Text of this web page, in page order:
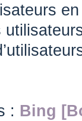
: Bing